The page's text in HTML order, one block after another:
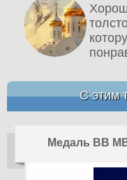
С этим
Медаль ВВ